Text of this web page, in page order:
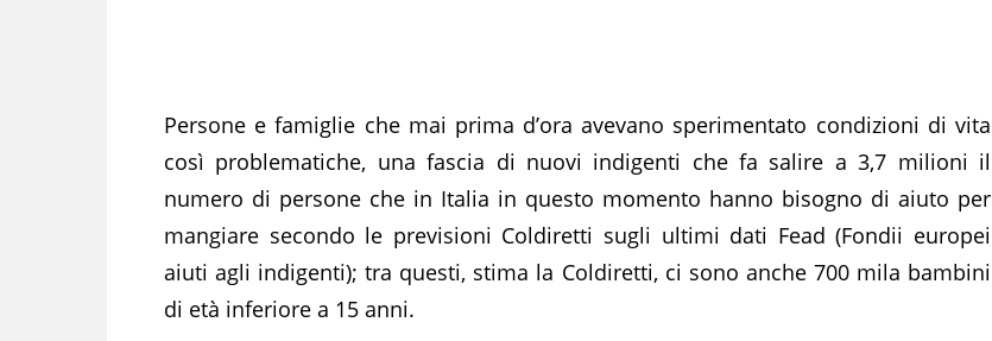
Persone e famiglie che mai prima d’ora avevano sperimentato condizioni di vita
così problematiche, una fascia di nuovi indigenti che fa salire a 3,7 milioni il
numero di persone che in Italia in questo momento hanno bisogno di aiuto per
mangiare secondo le previsioni Coldiretti sugli ultimi dati Fead (Fondii europei
aiuti agli indigenti); tra questi, stima la Coldiretti, ci sono anche 700 mila bambini
di età inferiore a 15 anni.